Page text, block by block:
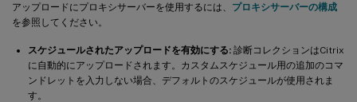
アップロードにプロキシサーバーを使用するには、 プロキシサーバーの構成
を参照してください。
スケジュールされたアップロードを有効にする: 診断コレクションはCitrix
に自動的にアップロードされます。カスタムスケジュール用の追加のコマ
ンドレットを入力しない場合、デフォルトのスケジュールが使用されま
す。